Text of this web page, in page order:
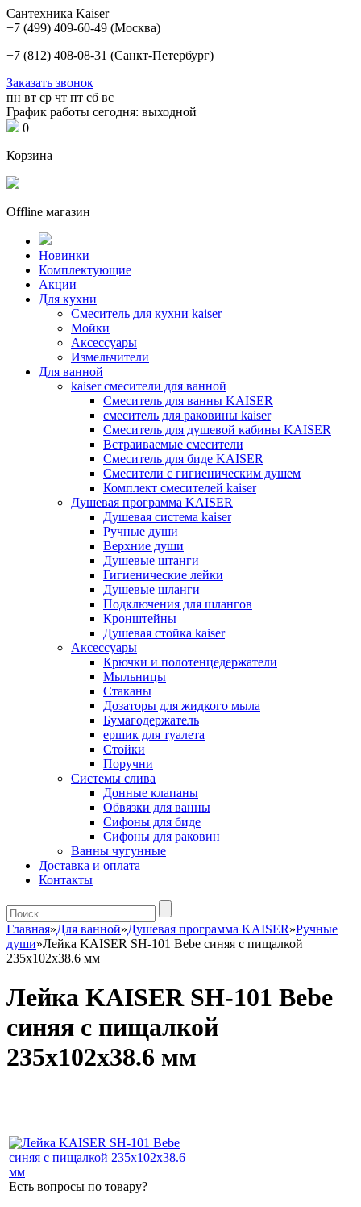
Сантехника Kaiser
+7 (499) 409-60-49 (Москва)
+7 (812) 408-08-31 (Санкт-Петербург)
Заказать звонок
пн вт ср чт пт сб вс
График работы сегодня: выходной
0
Корзина
Offline магазин
Новинки
Комплектующие
Акции
Для кухни
Cмеситель для кухни kaiser
Мойки
Аксессуары
Измельчители
Для ванной
kaiser смесители для ванной
Смеситель для ванны KAISER
смеситель для раковины kaiser
Смеситель для душевой кабины KAISER
Встраиваемые смесители
Смеситель для биде KAISER
Смесители с гигиеническим душем
Комплект смесителей kaiser
Душевая программа KAISER
Душевая система kaiser
Ручные души
Верхние души
Душевые штанги
Гигиенические лейки
Душевые шланги
Подключения для шлангов
Кронштейны
Душевая стойка kaiser
Аксессуары
Крючки и полотенцедержатели
Мыльницы
Стаканы
Дозаторы для жидкого мыла
Бумагодержатель
ершик для туалета
Стойки
Поручни
Системы слива
Донные клапаны
Обвязки для ванны
Сифоны для биде
Сифоны для раковин
Ванны чугунные
Доставка и оплата
Контакты
Главная»Для ванной»Душевая программа KAISER»Ручные
души»Лейка KAISER SH-101 Bebe синяя с пищалкой
235х102х38.6 мм
Лейка KAISER SH-101 Bebe
синяя с пищалкой
235х102х38.6 мм
Есть вопросы по товару?